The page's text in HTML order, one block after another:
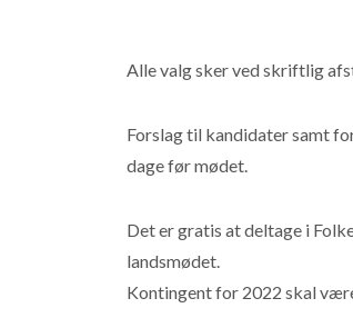
Alle valg sker ved skriftlig
Forslag til kandidater samt
dage før mødet.
Det er gratis at deltage i
landsmødet.
Kontingent for 2022 skal